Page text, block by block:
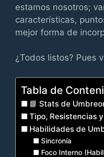
estamos nosotros;
características,
mejor forma de
¿Todos listos? Pues
Tabla de
📘 Stats de
Tipo, Resistencias
Habilidades de
Sincronía
Foco Interno